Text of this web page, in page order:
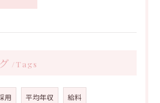
Tags
用 平均年収 給料